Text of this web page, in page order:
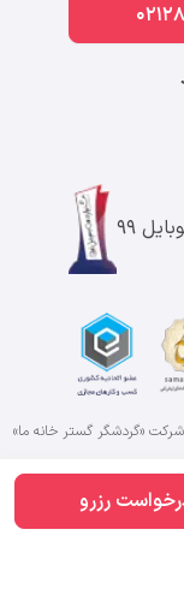
رزرو
۹۹
«گردشگر گستر خانه ما»